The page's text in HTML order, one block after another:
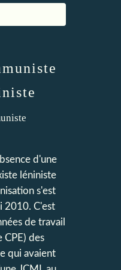
d'une
léniniste
s'est
2010. C'est
de travail
des
qui avaient